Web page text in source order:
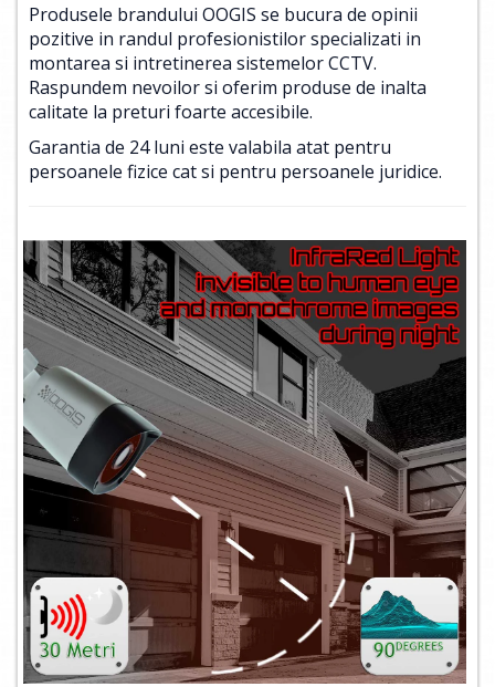
Produsele brandului OOGIS se bucura de opinii
pozitive in randul profesionistilor specializati in
montarea si intretinerea sistemelor CCTV.
Raspundem nevoilor si oferim produse de inalta
calitate la preturi foarte accesibile.
Garantia de 24 luni este valabila atat pentru
persoanele fizice cat si pentru persoanele juridice.